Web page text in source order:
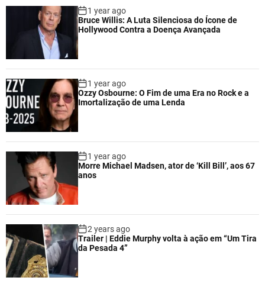
1 year ago
Bruce Willis: A Luta Silenciosa do Ícone de
Hollywood Contra a Doença Avançada
1 year ago
Ozzy Osbourne: O Fim de uma Era no Rock e a
Imortalização de uma Lenda
1 year ago
Morre Michael Madsen, ator de ‘Kill Bill’, aos 67
anos
2 years ago
Trailer | Eddie Murphy volta à ação em “Um Tira
da Pesada 4”